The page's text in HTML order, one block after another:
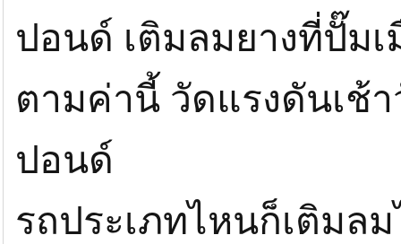
ปอนด์ เติมลมยางที่ปั๊ม
ตามค่านี้ วัดแรงดันเช้
ปอนด์
รถประเภทไหนก็เติมล